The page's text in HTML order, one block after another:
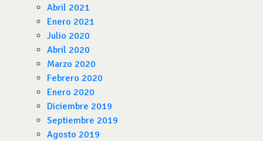
Abril 2021
Enero 2021
Julio 2020
Abril 2020
Marzo 2020
Febrero 2020
Enero 2020
Diciembre 2019
Septiembre 2019
Agosto 2019